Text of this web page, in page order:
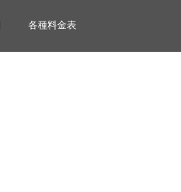
各種料金表